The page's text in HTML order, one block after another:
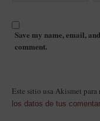
Save my name, email,
comment.
Este sitio usa Akismet para
los datos de tus